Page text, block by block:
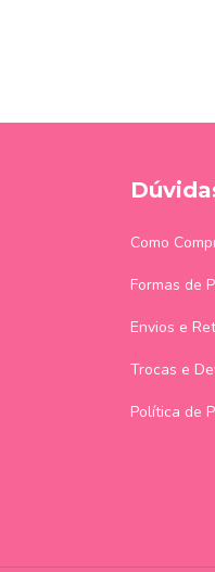
Como
Formas de
Envios e
Trocas e
Política de